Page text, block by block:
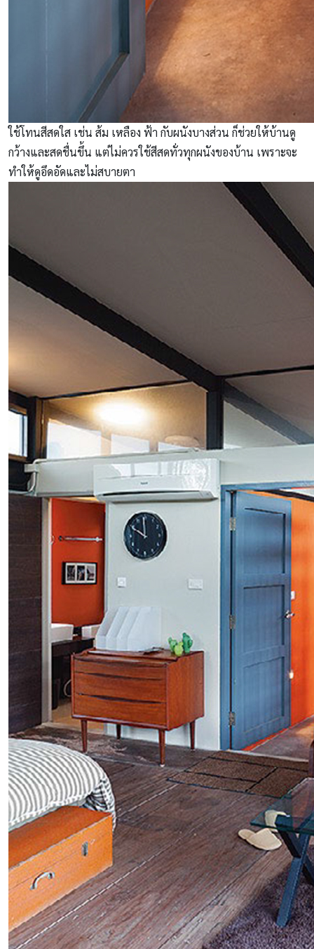
ใช้โทนสีสดใส เช่น ส้ม เหลือง ฟ้า กับผนังบางส่วน ก็ช่วยให้บ้านดู
กว้างและสดชื่นขึ้น แต่ไม่ควรใช้สีสดทั่วทุกผนังของบ้าน เพราะจะ
ทำให้ดูอึดอัดและไม่สบายตา